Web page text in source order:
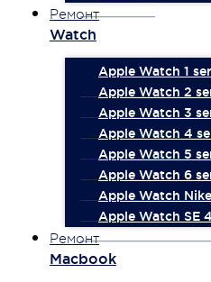
Ремонт
Watch
Apple Watch 1
Apple Watch 2
Apple Watch 3
Apple Watch 4
Apple Watch 5
Apple Watch 6
Apple Watch Nike
Apple Watch SE
Ремонт
Macbook